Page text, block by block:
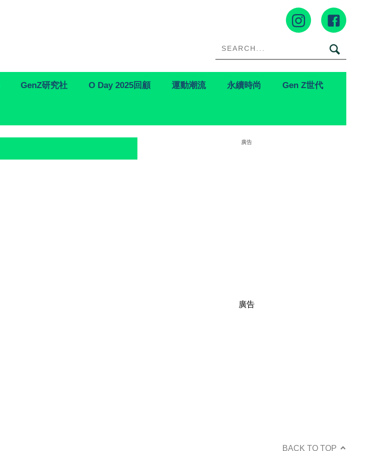
GenZ研究社 O Day 2025回顧 運動潮流 永續時尚 Gen Z世代
廣告
廣告
BACK TO TOP